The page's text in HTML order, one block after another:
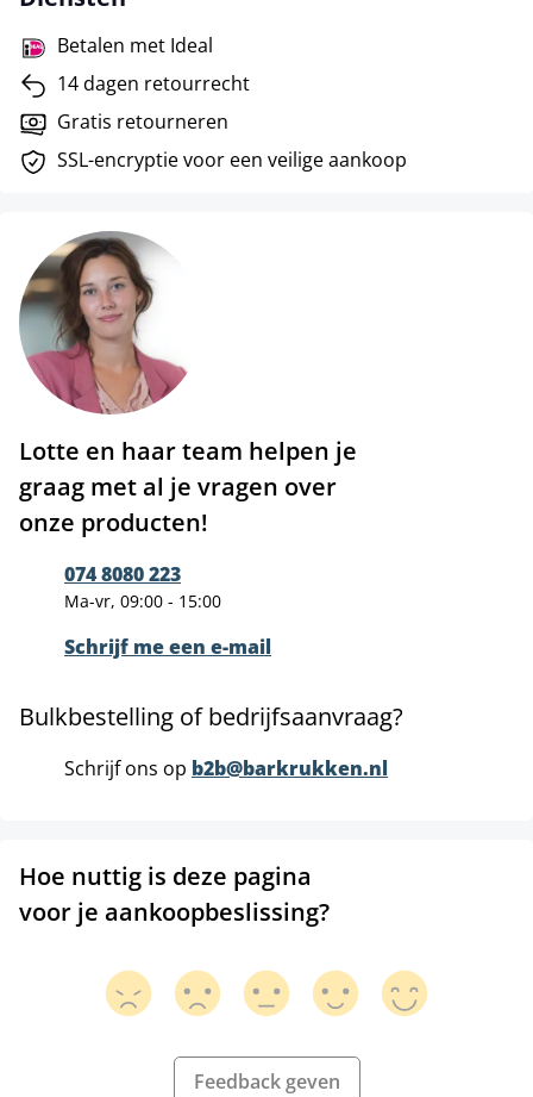
Betalen met Ideal
14 dagen retourrecht
Gratis retourneren
SSL-encryptie voor een veilige aankoop
Lotte en haar team helpen je
graag met al je vragen over
onze producten!
074 8080 223
Ma-vr, 09:00 - 15:00
Schrijf me een e-mail
Bulkbestelling of bedrijfsaanvraag?
Schrijf ons op b2b@barkrukken.nl
Hoe nuttig is deze pagina
voor je aankoopbeslissing?
Feedback geven